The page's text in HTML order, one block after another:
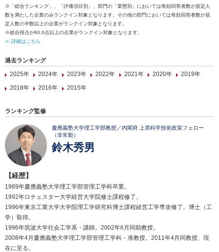
※「総合ランキング」、「評価項目別」、部門の「業態別」においては有効回答者数が規定人
数を満たした企業のみランクイン対象となります。その他の部門においては有効回答者数が規
定人数の半数以上の企業がランクイン対象となります。
※総合得点が60.0点以上の企業がランクイン対象となります。
≫ 詳細はこちら
過去ランキング
2025年
2024年 2023年 2022年 2021年 2020年
2019年
2018年
2016年 2015年
ランキング監修
慶應義塾大学理工学部教授／内閣府 上席科学技術政策フェロー
（非常勤）
鈴木秀男
【経歴】
1989年慶應義塾大学理工学部管理工学科卒業。
1992年ロチェスター大学経営大学院修士課程修了。
1996年東京工業大学大学院理工学研究科博士課程経営工学専攻修了。博士（工
学）取得。
1996年筑波大学社会工学系・講師。2002年6月同助教授。
2008年4月慶應義塾大学理工学部管理工学科・准教授。2011年4月同教授、現
在に至る。